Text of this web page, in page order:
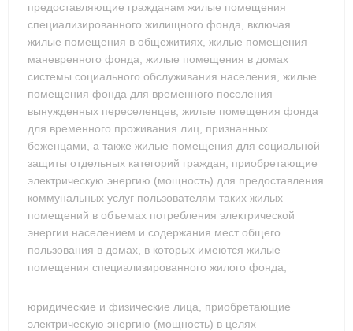
предоставляющие гражданам жилые помещения
специализированного жилищного фонда, включая
жилые помещения в общежитиях, жилые помещения
маневренного фонда, жилые помещения в домах
системы социального обслуживания населения, жилые
помещения фонда для временного поселения
вынужденных переселенцев, жилые помещения фонда
для временного проживания лиц, признанных
беженцами, а также жилые помещения для социальной
защиты отдельных категорий граждан, приобретающие
электрическую энергию (мощность) для предоставления
коммунальных услуг пользователям таких жилых
помещений в объемах потребления электрической
энергии населением и содержания мест общего
пользования в домах, в которых имеются жилые
помещения специализированного жилого фонда;
юридические и физические лица, приобретающие
электрическую энергию (мощность) в целях